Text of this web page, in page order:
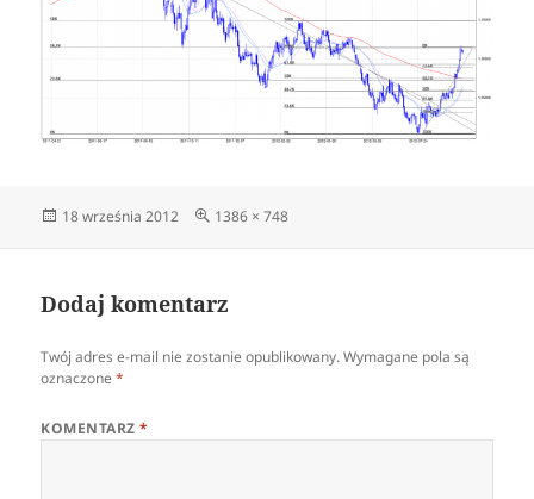
Data
18 września 2012
Pełny
1386 × 748
Dodaj komentarz
Twój adres e-mail nie zostanie opublikowany. Wymagane pola są
oznaczone*
KOMENTARZ*